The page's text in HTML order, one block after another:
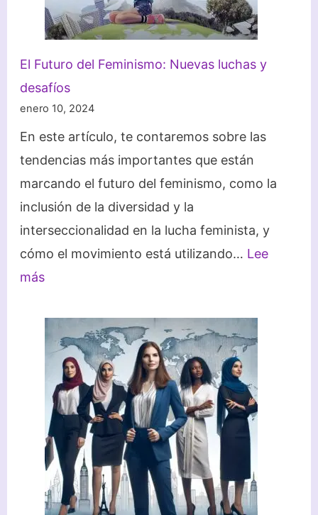
El Futuro del Feminismo: Nuevas luchas y
desafíos
enero 10, 2024
En este artículo, te contaremos sobre las
tendencias más importantes que están
marcando el futuro del feminismo, como la
inclusión de la diversidad y la
interseccionalidad en la lucha feminista, y
cómo el movimiento está utilizando… Lee
más:
Futuro
del
Feminismo:
Nuevas
luchas
y
desafíos